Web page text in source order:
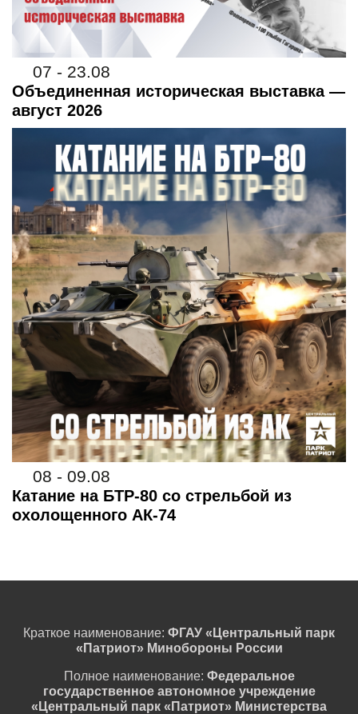
07 - 23.08
Объединенная историческая выставка —
август 2026
08 - 09.08
Катание на БТР-80 со стрельбой из
охолощенного АК-74
Краткое наименование: ФГАУ «Центральный парк
«Патриот» Минобороны России
Полное наименование: Федеральное
государственное автономное учреждение
«Центральный парк «Патриот» Министерства